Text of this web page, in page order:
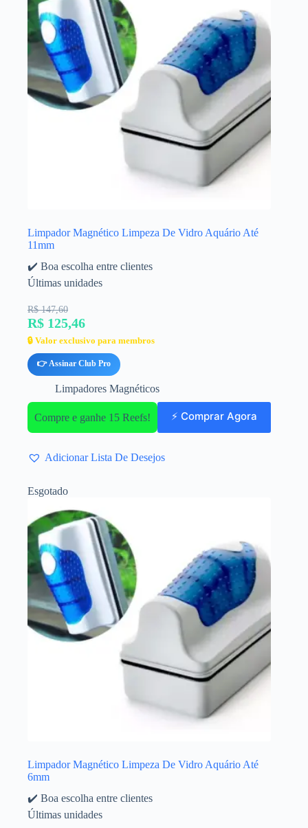
Limpador Magnético Limpeza De Vidro Aquário Até
11mm
✔️ Boa escolha entre clientes
Últimas unidades
R$ 147,60
R$ 125,46
🔒 Valor exclusivo para membros
👉 Assinar Club Pro
Limpadores Magnéticos
Compre e ganhe 15 Reefs! ⚡ Comprar Agora
Adicionar Lista De Desejos
Esgotado
Limpador Magnético Limpeza De Vidro Aquário Até
6mm
✔️ Boa escolha entre clientes
Últimas unidades